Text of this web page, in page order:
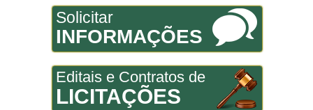
Solicitar
INFORMAÇÕES
Editais e Contratos de
LICITAÇÕES